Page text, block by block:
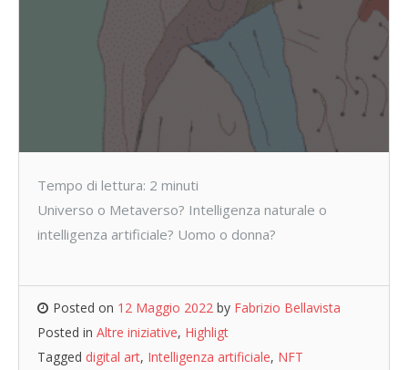
Tempo di lettura: 2 minuti
Universo o Metaverso? Intelligenza naturale o
intelligenza artificiale? Uomo o donna?
Posted on 12 Maggio 2022 by Fabrizio Bellavista
Posted in Altre iniziative, Highligt
Tagged digital art, Intelligenza artificiale, NFT